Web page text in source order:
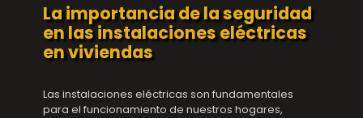
La importancia de la seguridad
en las instalaciones eléctricas
en viviendas
Las instalaciones eléctricas son fundamentales
para el funcionamiento de nuestros hogares,